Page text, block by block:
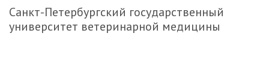
Санкт-Петербургский государственный
университет ветеринарной медицины